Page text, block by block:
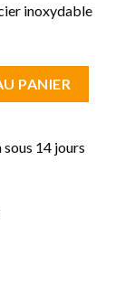
inoxydable
PANIER
14 jours